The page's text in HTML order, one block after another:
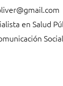
en Salud